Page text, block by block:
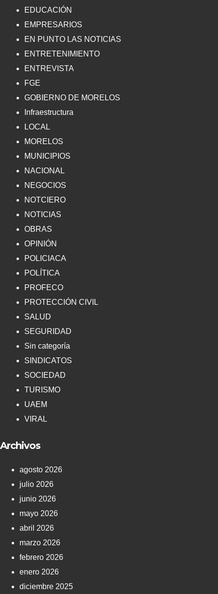
EDUCACIÓN
EMPRESARIOS
EN PUNTO LAS NOTICIAS
ENTRETENIMIENTO
ENTREVISTA
FGE
GOBIERNO DE MORELOS
Infraestructura
LOCAL
MORELOS
MUNICIPIOS
NACIONAL
NEGOCIOS
NOTCIERO
NOTICIAS
OBRAS
OPINIÓN
POLICIACA
POLÍTICA
PROFECO
PROTECCIÓN CIVIL
SALUD
SEGURIDAD
Sin categoría
SINDICATOS
SOCIEDAD
TURISMO
UAEM
VIRAL
Archivos
agosto 2026
julio 2026
junio 2026
mayo 2026
abril 2026
marzo 2026
febrero 2026
enero 2026
diciembre 2025